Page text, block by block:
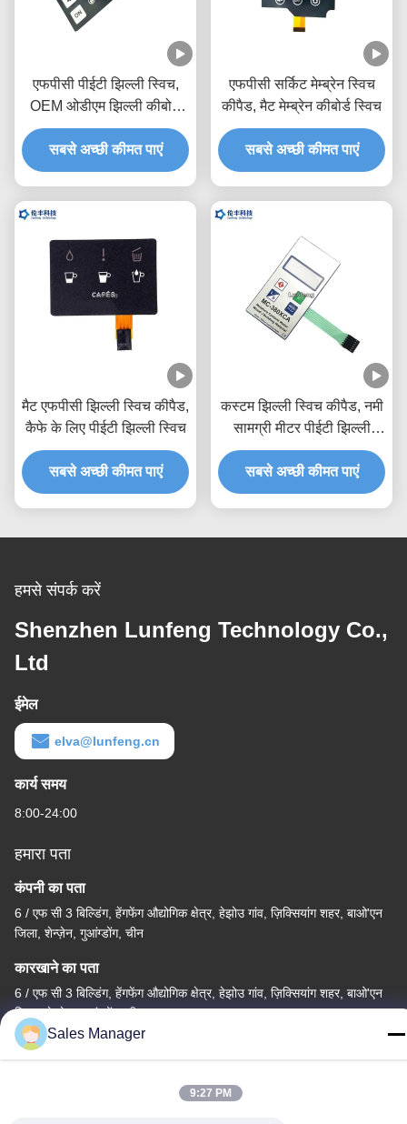
एफपीसी पीईटी झिल्ली स्विच,
OEM ओडीएम झिल्ली कीबोर्ड
स्विच
सबसे अच्छी कीमत पाएं
एफपीसी सर्किट मेम्ब्रेन स्विच
कीपैड, मैट मेम्ब्रेन कीबोर्ड स्विच
सबसे अच्छी कीमत पाएं
मैट एफपीसी झिल्ली स्विच कीपैड,
कैफे के लिए पीईटी झिल्ली स्विच
सबसे अच्छी कीमत पाएं
कस्टम झिल्ली स्विच कीपैड, नमी
सामग्री मीटर पीईटी झिल्ली
स्विच
सबसे अच्छी कीमत पाएं
हमसे संपर्क करें
Shenzhen Lunfeng Technology Co.,
Ltd
ईमेल
elva@lunfeng.cn
कार्य समय
8:00-24:00
हमारा पता
कंपनी का पता
6 / एफ सी 3 बिल्डिंग, हेंगफेंग औद्योगिक क्षेत्र, हेझोउ गांव, ज़िक्सियांग शहर, बाओ'एन
जिला, शेन्ज़ेन, गुआंग्डोंग, चीन
कारखाने का पता
6 / एफ सी 3 बिल्डिंग, हेंगफेंग औद्योगिक क्षेत्र, हेझोउ गांव, ज़िक्सियांग शहर, बाओ'एन
जिला, शेन्ज़ेन, गुआंग्डोंग, चीन
टेलीफोन
Sales Manager
9:27 PM